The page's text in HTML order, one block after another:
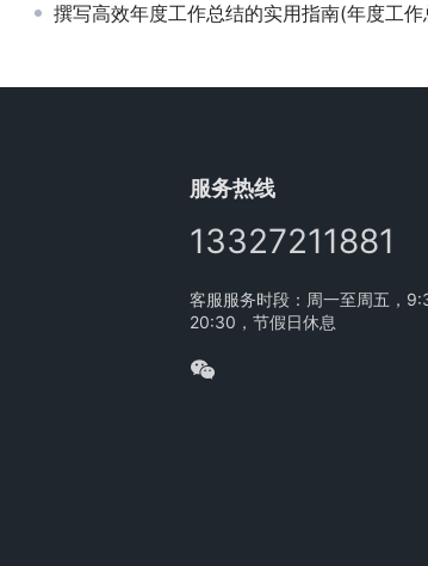
撰写高效年度工作总结的实用指南(年度工作总结撰写技巧与要
服务热线
13327211881
客服服务时段：周一至周五，
20:30，节假日休息